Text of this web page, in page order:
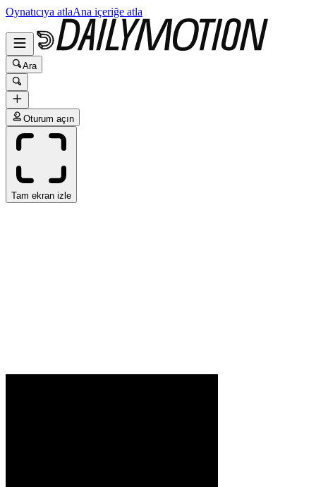
Oynatıcıya atlaAna içeriğe atla
Ara
Oturum açın
Tam ekran izle